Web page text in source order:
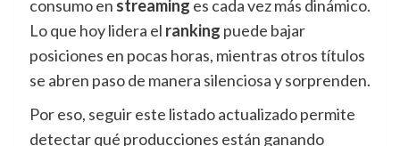
consumo en streaming es cada vez más dinámico.
Lo que hoy lidera el ranking puede bajar
posiciones en pocas horas, mientras otros títulos
se abren paso de manera silenciosa y sorprenden.
Por eso, seguir este listado actualizado permite
detectar qué producciones están ganando